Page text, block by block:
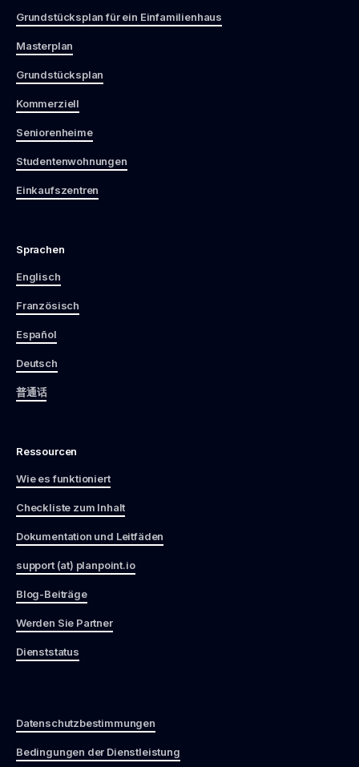
Grundstücksplan für ein Einfamilienhaus
Masterplan
Grundstücksplan
Kommerziell
Seniorenheime
Studentenwohnungen
Einkaufszentren
Sprachen
Englisch
Französisch
Español
Deutsch
普通话
Ressourcen
Wie es funktioniert
Checkliste zum Inhalt
Dokumentation und Leitfäden
support (at) planpoint.io
Blog-Beiträge
Werden Sie Partner
Dienststatus
Datenschutzbestimmungen
Bedingungen der Dienstleistung